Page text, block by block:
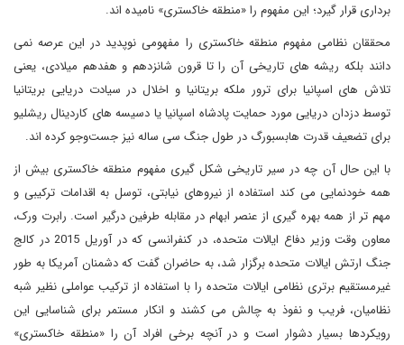
برداری قرار گیرد؛ این مفهوم را «منطقه خاکستری» نامیده اند.
محققان نظامی مفهوم منطقه خاکستری را مفهومی نوپدید در این عرصه نمی
دانند بلکه ریشه های تاریخی آن را تا قرون شانزدهم و هفدهم میلادی، یعنی
تلاش های اسپانیا برای ترور ملکه بریتانیا و اخلال در سیادت دریایی بریتانیا
توسط دزدان دریایی مورد حمایت پادشاه اسپانیا یا دسیسه های کاردینال ریشلیو
برای تضعیف قدرت هابسبورگ در طول جنگ سی ساله نیز جست‌وجو کرده اند.
با این حال آن چه در سیر تاریخی شکل گیری مفهوم منطقه خاکستری بیش از
همه خودنمایی می کند استفاده از نیروهای نیابتی، توسل به اقدامات ترکیبی و
مهم تر از همه بهره گیری از عنصر ابهام در مقابله طرفین درگیر است. رابرت ورک،
معاون وقت وزیر دفاع ایالات متحده، در کنفرانسی که در آوریل 2015 در کالج
جنگ ارتش ایالات متحده برگزار شد، به حاضران گفت که دشمنان آمریکا به طور
غیرمستقیم برتری نظامی ایالات متحده را با استفاده از ترکیب عواملی نظیر شبه
نظامیان، فریب و نفوذ به چالش می کشند و انکار مستمر برای شناسایی این
رویکردها بسیار دشوار است و در آنچه برخی افراد آن را «منطقه خاکستری»